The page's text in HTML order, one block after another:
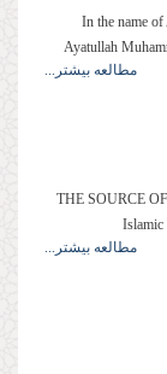
In the name
Ayatullah
مطالعه بیشتر...
THE SOURCE
Islamic
مطالعه بیشتر...